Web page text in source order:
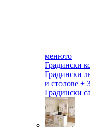
менюто
Градински
Градински
и столове +
Градински